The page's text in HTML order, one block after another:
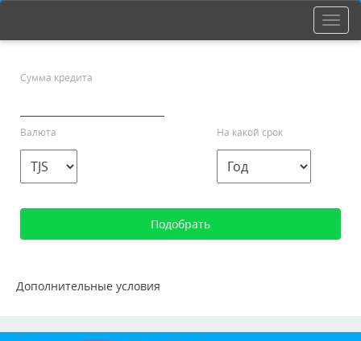
Сумма кредита
Валюта На какой срок
Дополнительные условия